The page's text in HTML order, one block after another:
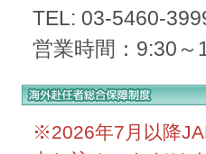
TEL: 03-5460-
営業時間：9:30
※2026年7月以降